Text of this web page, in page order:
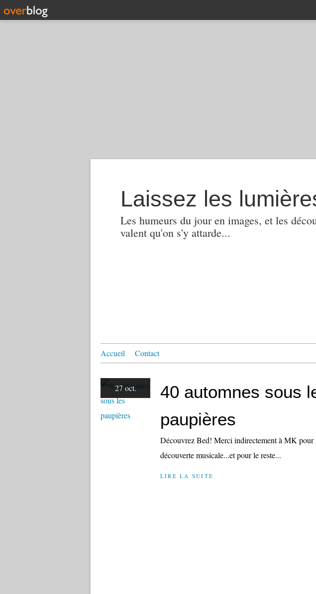
Laissez les
Les humeurs du jour en images, et les
valent qu'on s'y attarde...
Accueil Contact
27 oct.
40 automnes sous
paupières
Découvrez Bed! Merci indirectement à MK pour
découverte musicale...et pour le reste...
LIRE LA SUITE